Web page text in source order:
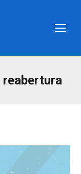
reabertura